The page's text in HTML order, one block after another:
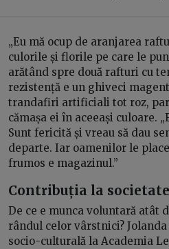
„Eu mă ocup de aranjarea
culorile și florile pe care le
arătând spre două rafturi cu
rezistență e un ghiveci
trandafiri artificiali tot roz,
cămașa ei în aceeași culoare.
Sunt fericită și vreau să dau
departe. Iar oamenilor le
frumos e magazinul.”
Contribuția la societate
De ce e munca voluntară atât
rândul celor vârstnici?
socio-culturală la Academia